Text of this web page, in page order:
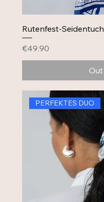
Rutenfest-
Price
€49.90
PERFEKTES DUO